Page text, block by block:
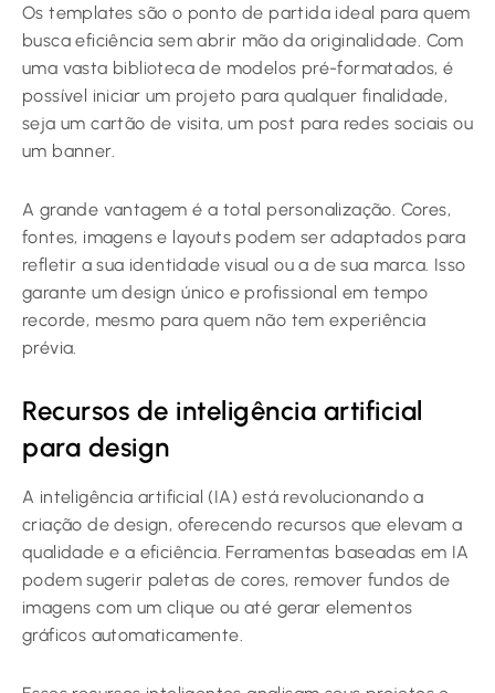
Os templates são o ponto de partida ideal para quem
busca eficiência sem abrir mão da originalidade. Com
uma vasta biblioteca de modelos pré-formatados, é
possível iniciar um projeto para qualquer finalidade,
seja um cartão de visita, um post para redes sociais ou
um banner.
A grande vantagem é a total personalização. Cores,
fontes, imagens e layouts podem ser adaptados para
refletir a sua identidade visual ou a de sua marca. Isso
garante um design único e profissional em tempo
recorde, mesmo para quem não tem experiência
prévia.
Recursos de inteligência artificial
para design
A inteligência artificial (IA) está revolucionando a
criação de design, oferecendo recursos que elevam a
qualidade e a eficiência. Ferramentas baseadas em IA
podem sugerir paletas de cores, remover fundos de
imagens com um clique ou até gerar elementos
gráficos automaticamente.